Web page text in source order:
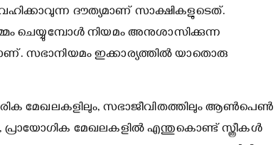
ദൗത്യമാണ് സാക്ഷികളുടെത്.
ചെയ്യുമ്പോള്‍ നിയമം അനുശാസിക്കുന്ന
സഭാനിയമം ഇക്കാര്യത്തില്‍ യാതൊരു
മേഖലകളിലും, സഭാജീവിതത്തിലും ആണ്‍പെണ്‍
പ്രായോഗിക മേഖലകളില്‍ എന്തുകൊണ്ട് സ്ത്രീകള്‍